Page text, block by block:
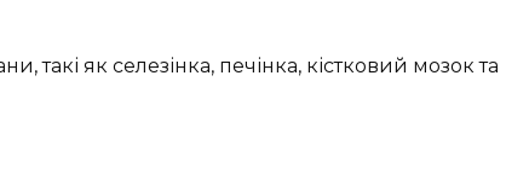
такі як селезінка, печінка, кістковий мозок та